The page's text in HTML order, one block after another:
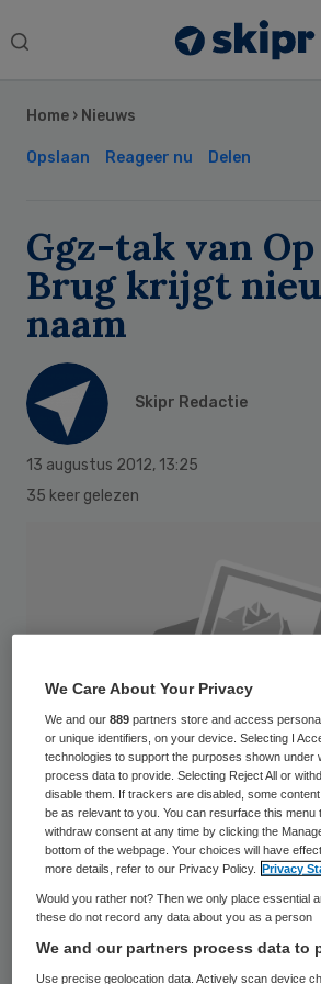
Search
Home › Nieuws
Opslaan Reageer nu Delen
Ggz-tak van Op
Brug krijgt
naam
Skipr Redactie
13 augustus 2012, 13:25
35 keer gelezen
De psychologische hulp van
eerstelijns zorginstelling Op
per 13 augustus verder onder
Sidebar
We Care About Your Privacy
We and our889 partners store and access
or unique identifiers, on your device. Selecting I
technologies to support the purposes shown under
process data to provide. Selecting Reject All or
disable them. If trackers are disabled, some
be as relevant to you. You can resurface this
withdraw consent at any time by clicking the
bottom of the webpage. Your choices will have
more details, refer to our Privacy Policy.
Privacy
Would you rather not? Then we only place essential
these do not record any data about you as a person
We and our partners process data to
Use precise geolocation data. Actively scan device